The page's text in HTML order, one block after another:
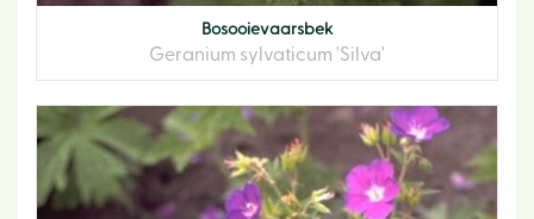
Bosooievaarsbek
Geranium sylvaticum 'Silva'